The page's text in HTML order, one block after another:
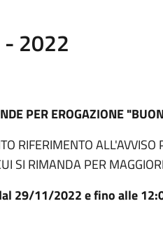
- 2022
PER EROGAZIONE
RIFERIMENTO
SI RIMANDA PER
29/11/2022 e fino alle